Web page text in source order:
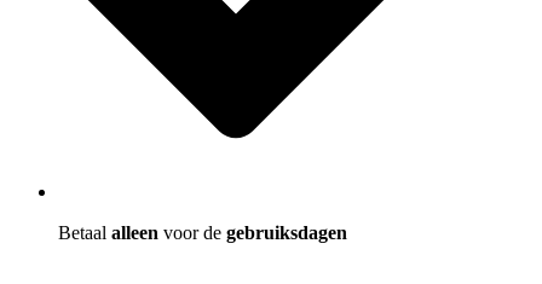
Betaal alleen voor de gebruiksdagen